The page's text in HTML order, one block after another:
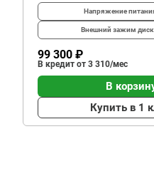
Напряжение
Внешний зажим
99 300 ₽
В кредит от 3 310/мес
В
Купить в 1